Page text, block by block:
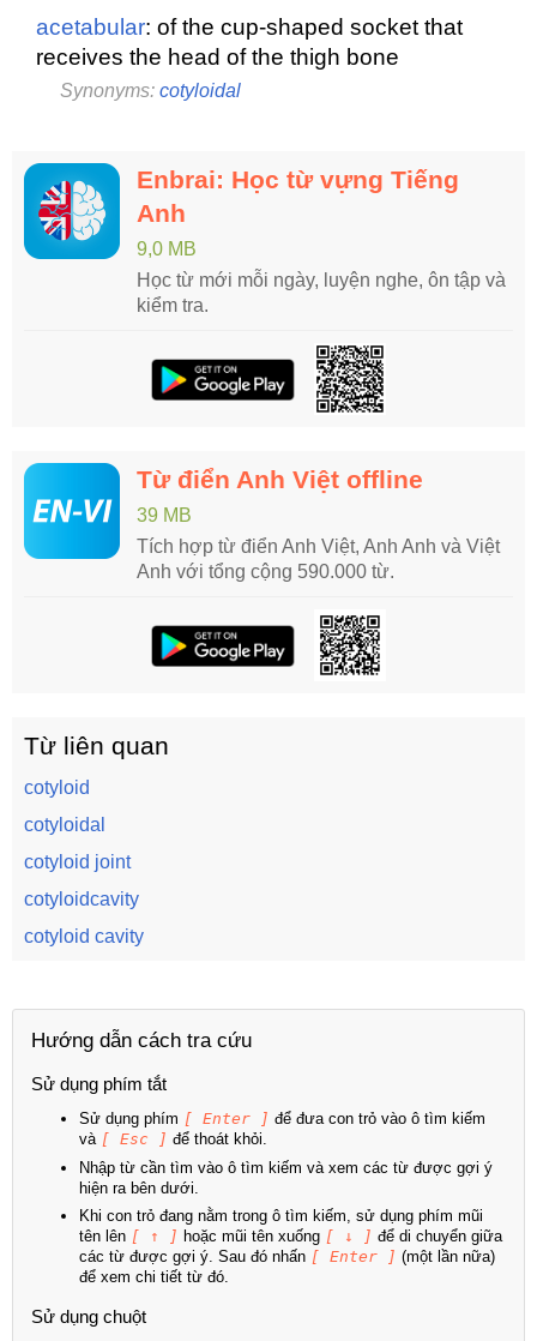
acetabular: of the cup-shaped socket that
receives the head of the thigh bone
Synonyms: cotyloidal
Enbrai: Học từ vựng Tiếng
Anh
9,0 MB
Học từ mới mỗi ngày, luyện nghe, ôn tập và
kiểm tra.
Từ điển Anh Việt offline
39 MB
Tích hợp từ điển Anh Việt, Anh Anh và Việt
Anh với tổng cộng 590.000 từ.
Từ liên quan
cotyloid
cotyloidal
cotyloid joint
cotyloidcavity
cotyloid cavity
Hướng dẫn cách tra cứu
Sử dụng phím tắt
Sử dụng phím [ Enter ] để đưa con trỏ vào ô tìm kiếm
và [ Esc ] để thoát khỏi.
Nhập từ cần tìm vào ô tìm kiếm và xem các từ được gợi ý
hiện ra bên dưới.
Khi con trỏ đang nằm trong ô tìm kiếm, sử dụng phím mũi
tên lên [ ↑ ] hoặc mũi tên xuống [ ↓ ] để di chuyển giữa
các từ được gợi ý. Sau đó nhấn [ Enter ] (một lần nữa)
để xem chi tiết từ đó.
Sử dụng chuột